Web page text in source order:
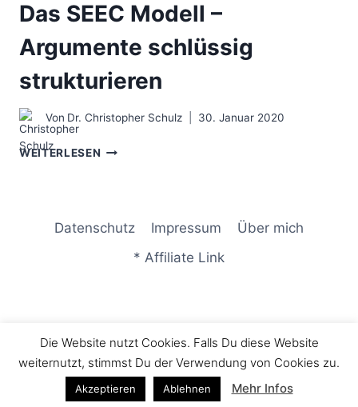
Das SEEC Modell –
Argumente schlüssig
strukturieren
Von Dr. Christopher Schulz 30. Januar 2020
WEITERLESEN DAS
SCHLÜSSIG
STRUKTURIEREN
Datenschutz Impressum
Über mich
* Affiliate Link
© 2026 Consulting LIFE - WordPress Theme von
Kadence WP
Die Website nutzt Cookies. Falls Du diese Website
weiternutzt, stimmst Du der Verwendung von Cookies zu.
Akzeptieren Ablehnen Mehr Infos